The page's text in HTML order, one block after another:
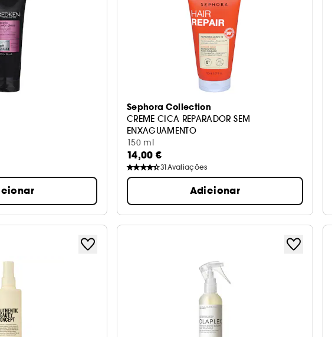
Sephora Collection
CREME CICA REPARADOR SEM
ENXAGUAMENTO
CREME REPARADOR
150 ml
14,00 €
31Avaliações
Adicionar